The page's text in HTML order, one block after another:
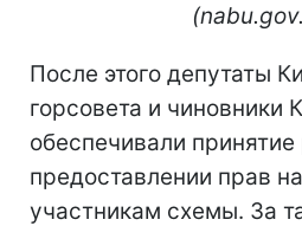
После этого депутаты
горсовета и чиновники
обеспечивали
предоставлении прав
участникам схемы. За